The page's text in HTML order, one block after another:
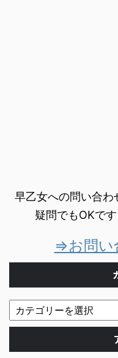
早乙女への問い合わ
疑問でもOKで
⇒お問い